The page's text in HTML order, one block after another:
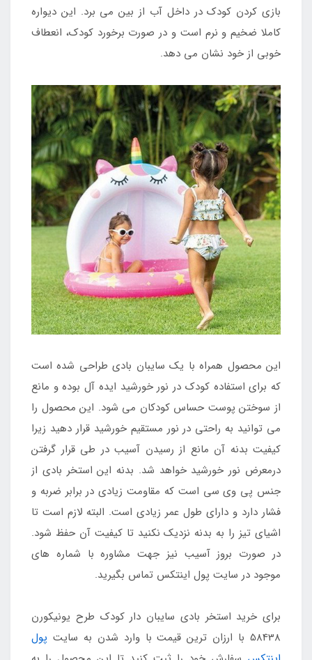
بازی کردن کودک در داخل آب از بین می برد. این دیواره
کاملا ضخیم و نرم است و در صورت برخورد کودک، انعطاف
خوبی از خود نشان می دهد.
این محصول همراه با یک سایبان بادی طراحی شده است
که برای استفاده کودک در نور خورشید ایده آل بوده و مانع
از سوختن پوست حساس کودکان می شود. این محصول را
می توانید به راحتی در نور مستقیم خورشید قرار دهید زیرا
کیفیت بدنه آن مانع از رسیدن آسیب در طی قرار گرفتن
درمعرض نور خورشید خواهد شد. بدنه این استخر بادی از
جنس پی وی سی است که مقاومت زیادی در برابر ضربه و
فشار دارد و دارای طول عمر زیادی است. البته لازم است تا
اشیای تیز را به بدنه نزدیک نکنید تا کیفیت آن حفظ شود.
در صورت بروز آسیب نیز جهت مشاوره با شماره های
موجود در سایت پول اینتکس تماس بگیرید.
برای خرید استخر بادی سایبان دار کودک طرح یونیکورن
58438 با ارزان ترین قیمت با وارد شدن به سایت
پول